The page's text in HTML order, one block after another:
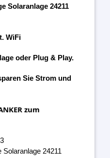
Solaranlage 24211
WiFi
oder Plug & Play.
Sie Strom und
zum
Solaranlage 24211